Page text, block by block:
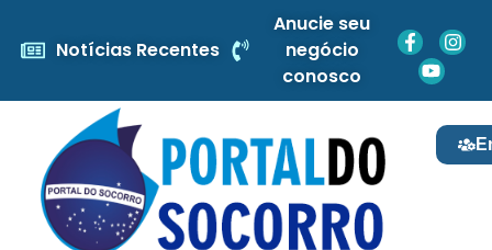
Notícias Recentes
Anucie seu
negócio
conosco